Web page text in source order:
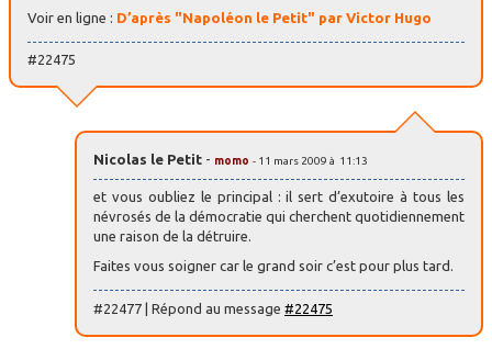
Voir en ligne : D’après "Napoléon le Petit" par Victor Hugo
#22475
Nicolas le Petit - momo - 11 mars 2009 à 11:13
et vous oubliez le principal : il sert d’exutoire à tous les
névrosés de la démocratie qui cherchent quotidiennement
une raison de la détruire.
Faites vous soigner car le grand soir c’est pour plus tard.
#22477 | Répond au message #22475